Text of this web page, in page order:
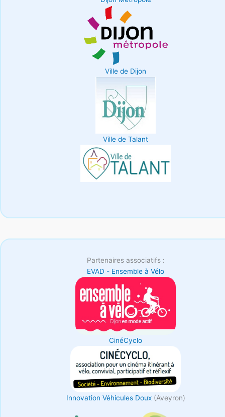
Ville de Dijon
Ville de Talant
Partenaires associatifs :
EVAD - Ensemble à Vélo
CinéCyclo
Innovation Véhicules Doux(Aveyron)